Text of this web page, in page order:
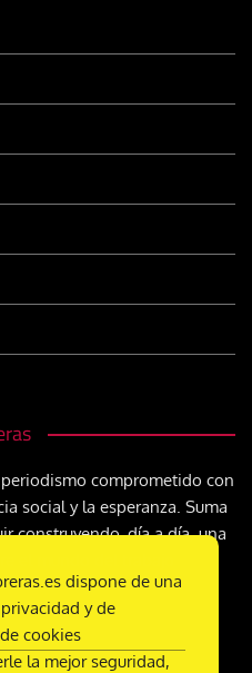
comprometido con
social y la esperanza. Suma
construyendo, día a día, una
el mundo del trabajo
dispone de una
y de
cookies
la mejor seguridad,